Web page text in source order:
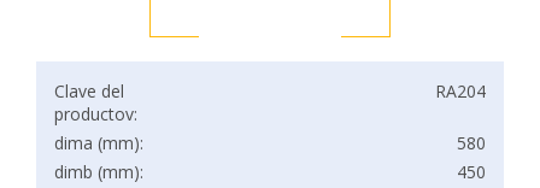
Clave del
productov:
RA204
dima (mm):
580
dimb (mm):
450